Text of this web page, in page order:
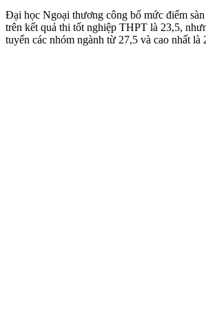
Đại học Ngoại thương công bố mức điểm
trên kết quả thi tốt nghiệp THPT là 23,5,
tuyển các nhóm ngành từ 27,5 và cao nhất là